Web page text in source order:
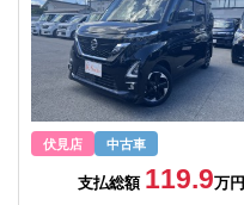
伏見店 中古車
支払総額 119.9万円